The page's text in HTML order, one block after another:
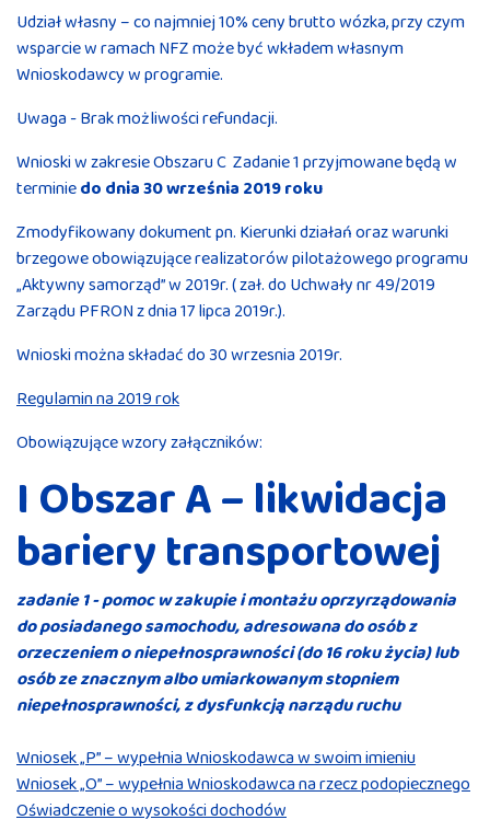
Udział własny – co najmniej 10% ceny brutto wózka, przy czym
wsparcie w ramach NFZ może być wkładem własnym
Wnioskodawcy w programie.
Uwaga - Brak możliwości refundacji.
Wnioski w zakresie Obszaru C Zadanie 1 przyjmowane będą w
terminiedo dnia 30 września 2019 roku
Zmodyfikowany dokument pn. Kierunki działań oraz warunki
brzegowe obowiązujące realizatorów pilotażowego programu
„Aktywny samorząd” w 2019r. ( zał. do Uchwały nr 49/2019
Zarządu PFRON z dnia 17 lipca 2019r.).
Wnioski można składać do 30 wrzesnia 2019r.
Regulamin na 2019 rok
Obowiązujące wzory załączników:
I Obszar A – likwidacja
bariery transportowej
zadanie 1 - pomoc w zakupie i montażu oprzyrządowania
do posiadanego samochodu, adresowana do osób z
orzeczeniem o niepełnosprawności (do 16 roku życia) lub
osób ze znacznym albo umiarkowanym stopniem
niepełnosprawności, z dysfunkcją narządu ruchu
Wniosek „P” – wypełnia Wnioskodawca w swoim imieniu
Wniosek „O” – wypełnia Wnioskodawca na rzecz podopiecznego
Oświadczenie o wysokości dochodów